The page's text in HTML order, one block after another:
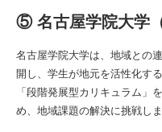
⑤ 名古屋学院大学
名古屋学院大学は、地域との
開し、学生が地元を活性化す
「段階発展型カリキュラム」
め、地域課題の解決に挑戦しま